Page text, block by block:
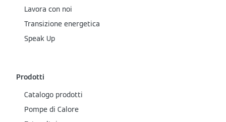
Lavora con noi
Transizione energetica
Speak Up
Prodotti
Catalogo prodotti
Pompe di Calore